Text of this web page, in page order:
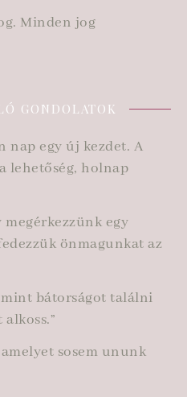
Minden jog
GONDOLATOK
nap egy új kezdet. A
lehetőség, holnap
megérkezzünk egy
önmagunkat az
mint bátorságot találni
amelyet sosem ununk